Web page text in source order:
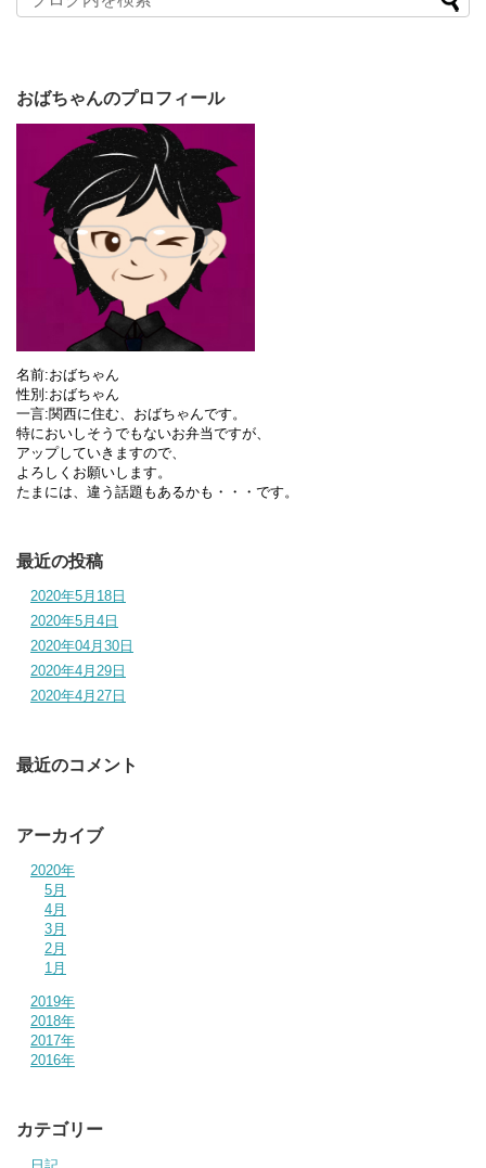
おばちゃんのプロフィール
名前:おばちゃん
性別:おばちゃん
一言:関西に住む、おばちゃんです。
特においしそうでもないお弁当ですが、
アップしていきますので、
よろしくお願いします。
たまには、違う話題もあるかも・・・です。
最近の投稿
2020年5月18日
2020年5月4日
2020年04月30日
2020年4月29日
2020年4月27日
最近のコメント
アーカイブ
2020年
5月
4月
3月
2月
1月
2019年
2018年
2017年
2016年
カテゴリー